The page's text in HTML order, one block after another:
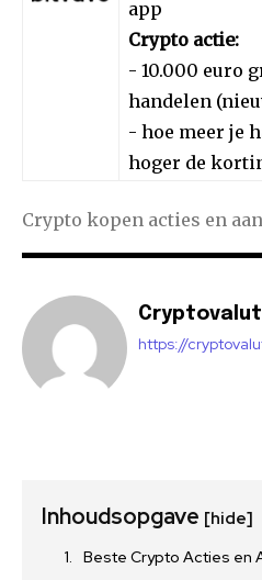
app
Crypto actie:
- 10.000 euro
handelen
- hoe meer je
hoger de
Crypto kopen acties en
https://
Inhoudsopgave [hide]
Beste Crypto Acties en